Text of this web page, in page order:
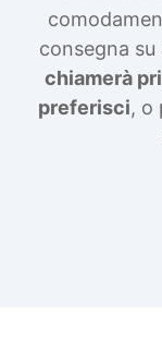
consegna
chiamerà
preferisci, o